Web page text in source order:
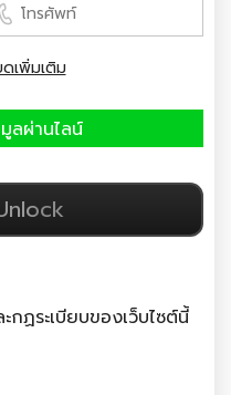
ดเพิ่มเติม
ลผ่านไลน์
ฏระเบียบของเว็บไซต์นี้